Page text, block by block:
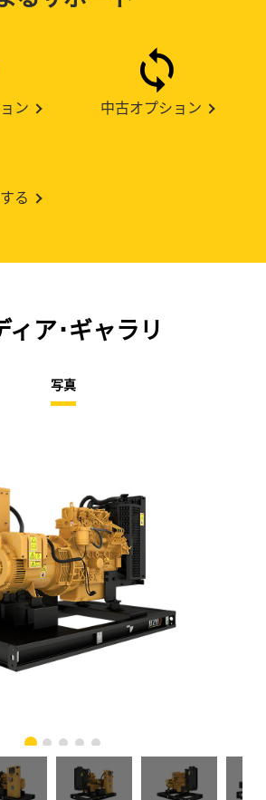
ン 中古オプション
る
ィア･ギャラリ
写真